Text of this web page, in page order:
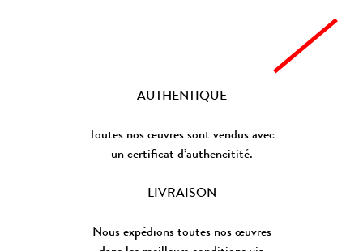
AUTHENTIQUE
Toutes nos œuvres sont vendus avec
un certificat d’authencitité.
LIVRAISON
Nous expédions toutes nos œuvres